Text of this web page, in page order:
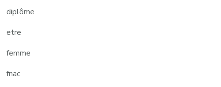
diplôme
etre
femme
fnac